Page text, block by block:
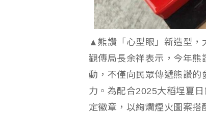
▲熊讚「心型眼」新造型，
觀傳局長余祥表示，今年熊
動，不僅向民眾傳遞熊讚
力。為配合2025大稻埕夏
定徽章，以絢爛煙火圖案搭